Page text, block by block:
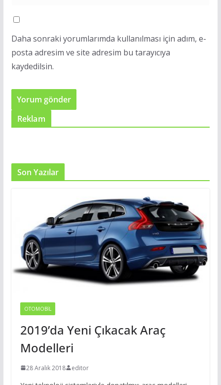
Daha sonraki yorumlarımda kullanılması için adım, e-
posta adresim ve site adresim bu tarayıcıya
kaydedilsin.
Reklam
Son Yazılar
OTOMOBIL
2019’da Yeni Çıkacak Araç
Modelleri
28 Aralık 2018 editor